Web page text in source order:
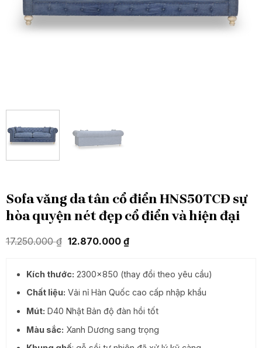
Sofa văng da tân cổ điển HNS50TCĐ sự
hòa quyện nét đẹp cổ điển và hiện đại
17.250.000₫ Giá
17.250.000 ₫.
12.870.000 ₫Giá
hiện
12.870.000 ₫.
Kích thước: 2300×850 (thay đổi theo yêu cầu)
Chất liệu: Vải nỉ Hàn Quốc cao cấp nhập khẩu
Mút: D40 Nhật Bản độ đàn hồi tốt
Màu sắc: Xanh Dương sang trọng